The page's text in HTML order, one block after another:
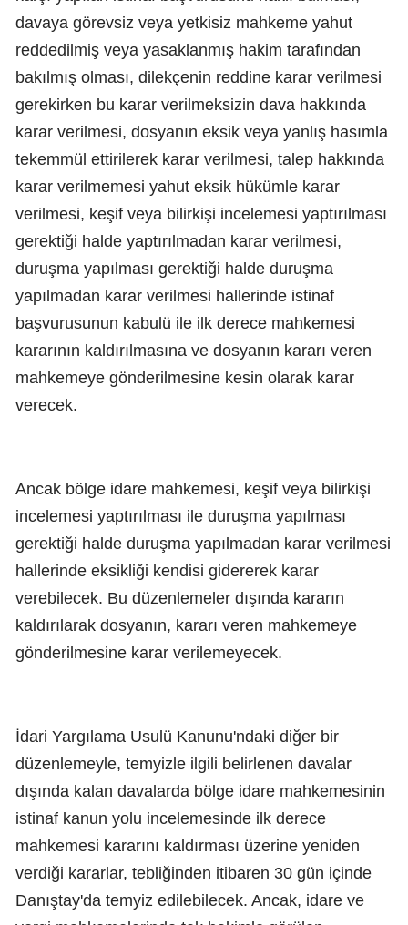
davaya görevsiz veya yetkisiz mahkeme yahut
reddedilmiş veya yasaklanmış hakim tarafından
bakılmış olması, dilekçenin reddine karar verilmesi
gerekirken bu karar verilmeksizin dava hakkında
karar verilmesi, dosyanın eksik veya yanlış hasımla
tekemmül ettirilerek karar verilmesi, talep hakkında
karar verilmemesi yahut eksik hükümle karar
verilmesi, keşif veya bilirkişi incelemesi yaptırılması
gerektiği halde yaptırılmadan karar verilmesi,
duruşma yapılması gerektiği halde duruşma
yapılmadan karar verilmesi hallerinde istinaf
başvurusunun kabulü ile ilk derece mahkemesi
kararının kaldırılmasına ve dosyanın kararı veren
mahkemeye gönderilmesine kesin olarak karar
verecek.
Ancak bölge idare mahkemesi, keşif veya bilirkişi
incelemesi yaptırılması ile duruşma yapılması
gerektiği halde duruşma yapılmadan karar verilmesi
hallerinde eksikliği kendisi gidererek karar
verebilecek. Bu düzenlemeler dışında kararın
kaldırılarak dosyanın, kararı veren mahkemeye
gönderilmesine karar verilemeyecek.
İdari Yargılama Usulü Kanunu'ndaki diğer bir
düzenlemeyle, temyizle ilgili belirlenen davalar
dışında kalan davalarda bölge idare mahkemesinin
istinaf kanun yolu incelemesinde ilk derece
mahkemesi kararını kaldırması üzerine yeniden
verdiği kararlar, tebliğinden itibaren 30 gün içinde
Danıştay'da temyiz edilebilecek. Ancak, idare ve